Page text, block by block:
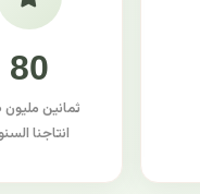
80
ثمانين مليون
انتاجنا